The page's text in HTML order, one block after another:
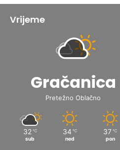
Vrijeme
Gračanica
Pretežno Oblačno
32 ℃
sub
34 ℃
ned
37 ℃
pon